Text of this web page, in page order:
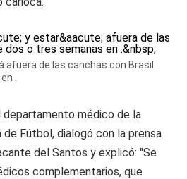
afuera de las canchas con Brasil
.
departamento médico de la
Fútbol, dialogó con la prensa
del Santos y explicó: "Se
complementarios, que